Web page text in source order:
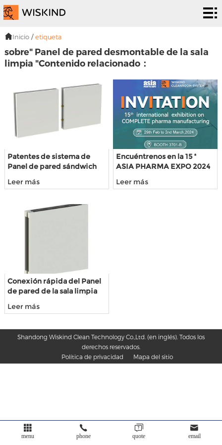
Sistema
de sala
limpia
Servicios
de la
Soluciones
Sobre
nosotros
Noticias
eventos
Póngase
en
Inicio/etiqueta
sobre" Panel de pared desmontable de la sala
limpia "Contenido relacionado：
Patentes de sistema de
Panel de pared sándwich
limpia electrónica
Leer más
Encuéntrenos en la 15 ª
ASIA PHARMA EXPO 2024
Leer más
Conexión rápida del Panel
de pared de la sala limpia
Leer más
Shandong Wiskind Clean Technology Co.,Ltd. (en inglés). Todos los
derechos reservados.
Política de privacidad
Mapa del sitio
menu phone quote email